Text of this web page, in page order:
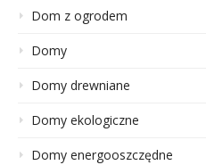
Dom z ogrodem
Domy
Domy drewniane
Domy ekologiczne
Domy energooszczędne